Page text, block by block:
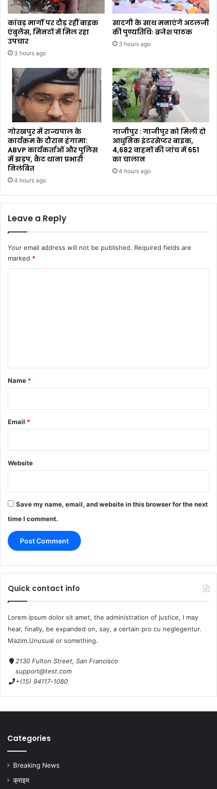
कांवड़ मार्गों पर दौड़ रहीं बाइक
एंबुलेंस, मिनटों में मिल रहा
उपचार
3 hours ago
सादगी के साथ मनाएंगे अटलजी
की पुण्यतिथिः ब्रजेश पाठक
3 hours ago
गोरखपुर में राज्यपाल के
कार्यक्रम के दौरान हंगामा:
ABVP कार्यकर्ताओं और पुलिस
में झड़प, कैंट थाना प्रभारी
निलंबित
4 hours ago
गाजीपुर : गाजीपुर को मिली दो
आधुनिक इंटरसेप्टर बाइक,
4,682 वाहनों की जांच में 651
का चालान
4 hours ago
Leave a Reply
Your email address will not be published. Required fields are
marked *
*
Name *
Email *
Website
Save my name, email, and website in this browser for the next
time I comment.
Quick contact info
Lorem ipsum dolor sit amet, the administration of justice, I may
hear, finally, be expanded on, say, a certain pro cu neglegentur.
Mazim.Unusual or something.
2130 Fulton Street, San Francisco
support@test.com
+(15) 94117-1080
Categories
Breaking News
क्राइम